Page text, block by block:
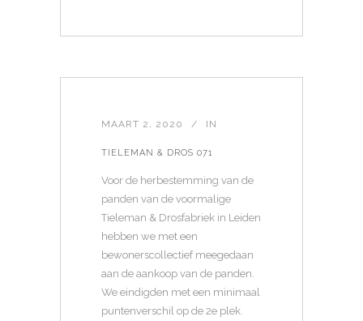
MAART 2, 2020 IN
TIELEMAN & DROS 071
Voor de herbestemming van de
panden van de voormalige
Tieleman & Drosfabriek in Leiden
hebben we met een
bewonerscollectief meegedaan
aan de aankoop van de panden.
We eindigden met een minimaal
puntenverschil op de 2e plek.